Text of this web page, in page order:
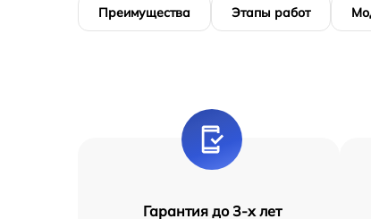
Преимущества Этапы работ
Гарантия до 3-х лет